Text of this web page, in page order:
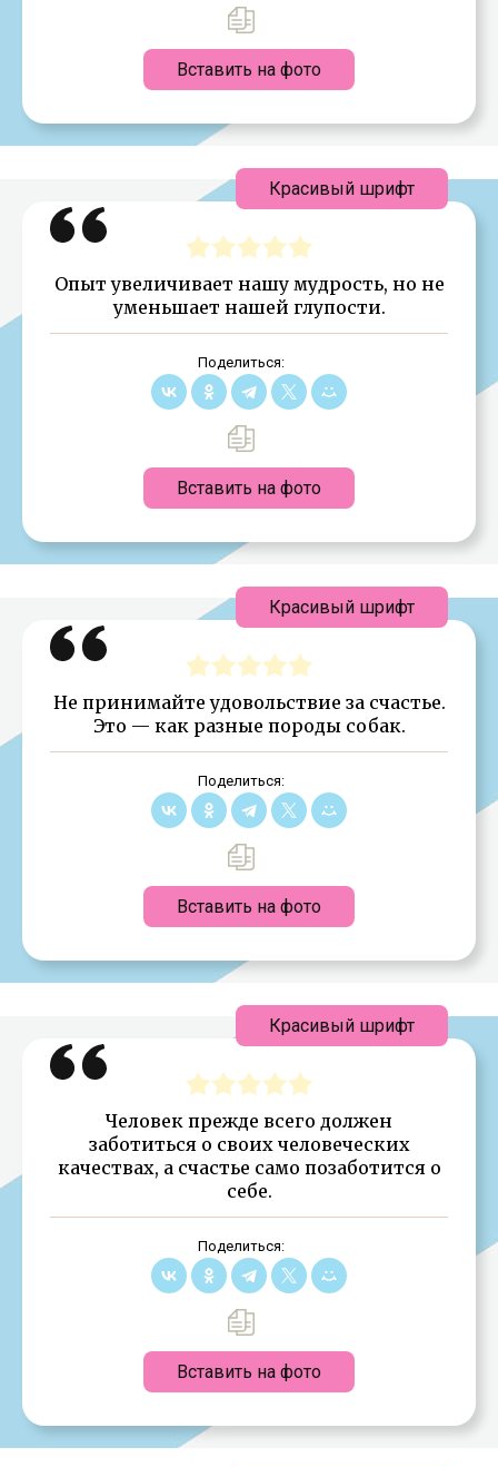
Вставить на фото
Опыт увеличивает нашу мудрость, но не
уменьшает нашей глупости.
Поделиться:
Вставить на фото
Красивый шрифт
Не принимайте удовольствие за счастье.
Это — как разные породы собак.
Поделиться:
Вставить на фото
Красивый шрифт
Человек прежде всего должен
заботиться о своих человеческих
качествах, а счастье само позаботится о
себе.
Поделиться:
Вставить на фото
Красивый шрифт